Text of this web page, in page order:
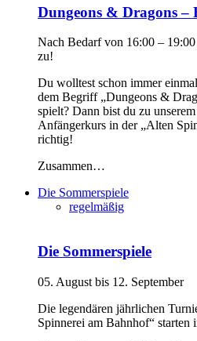
Dungeons & Dragons –
Nach Bedarf von 16:00 –
zu!
Du wolltest schon immer
dem Begriff „Dungeons &
spielt? Dann bist du zu
Anfängerkurs in der „Alten
richtig!
Zusammen…
Die Sommerspiele
regelmäßig
Die Sommerspiele
05. August bis 12. September
Die legendären jährlichen
Spinnerei am Bahnhof“ starten